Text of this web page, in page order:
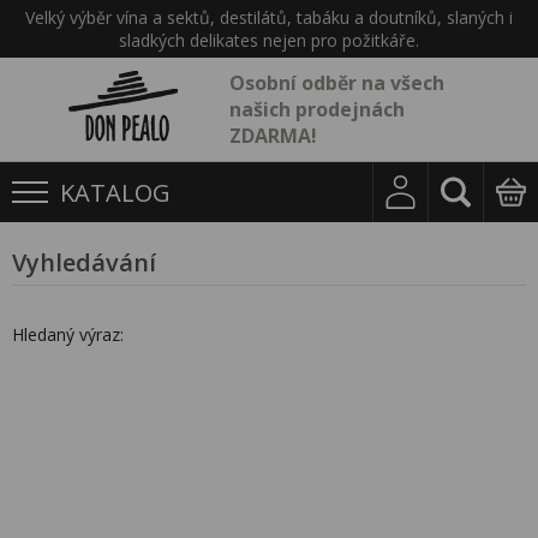
Velký výběr vína a sektů, destilátů, tabáku a doutníků, slaných i
sladkých delikates nejen pro požitkáře.
Osobní odběr na všech
našich prodejnách
ZDARMA!
KATALOG
Vyhledávání
Hledaný výraz: